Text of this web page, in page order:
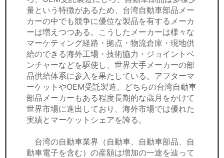
量という特徴があるため、台湾自動車部品メー
カーの中でも競争に優位な製品を有するメーカ
ーは増えつつある。こうしたメーカーは様々な
マーケティング経路・拠点・物流倉庫・現地供
給のできる海外工場・技術協力・ジョイントベ
ンチャーなどを駆使し、世界大手メーカーの部
品供給体系に参入を果たしている。アフターマ
ーケットやOEM受託製造、どちらの台湾自動車
部品メーカーもある程度長期的な歳月をかけて
世界市場に進出しており、海外市場では優れた
実績とマーケットシェアを誇る。
台湾の自動車業界（自動車、自動車部品、自
動車電子を含む）の産額は増加の一途を辿って